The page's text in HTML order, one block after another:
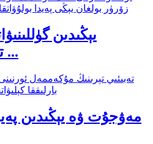
يېڭىدىن
تېخنىكىلار زۆرۈر ...
مەۋجۇت ۋە يېڭىدىن